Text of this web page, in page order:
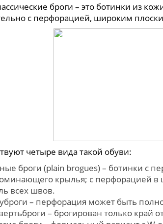
броги – это ботинки из
с перфорацией, широким
четыре вида такой обуви:
броги (plain brogues) – ботинки с
крылья; с перфорацией в
всех швов.
– перфорация может быть
– брогирован только край